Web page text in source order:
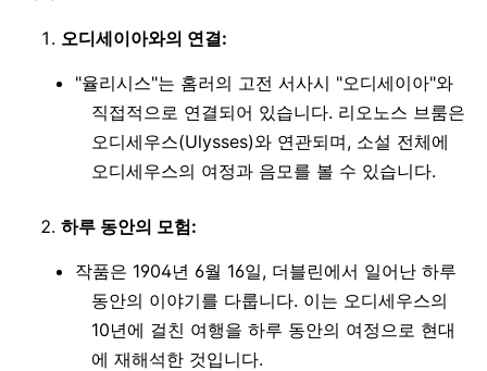
오디세이아와의 연결:
"율리시스"는 홈러의 고전 서사시 "오디세이아"와
직접적으로 연결되어 있습니다. 리오노스 브룸은
오디세우스(Ulysses)와 연관되며, 소설 전체에
오디세우스의 여정과 음모를 볼 수 있습니다.
하루 동안의 모험:
작품은 1904년 6월 16일, 더블린에서 일어난 하루
동안의 이야기를 다룹니다. 이는 오디세우스의
10년에 걸친 여행을 하루 동안의 여정으로 현대
에 재해석한 것입니다.